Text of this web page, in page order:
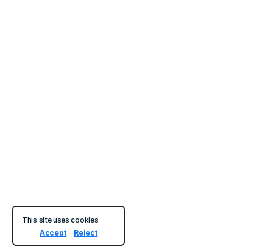
This site uses cookies
Accept
Reject